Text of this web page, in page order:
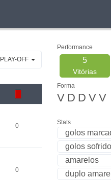
OFF
0
0
Performance
5
Vitórias
Forma
V D D V V
Stats
golos
golos
amarelos
duplo